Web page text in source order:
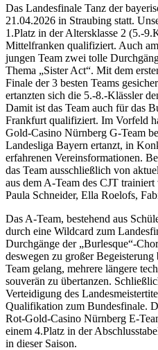
Textkörper
Das Landesfinale Tanz der
21.04.2026 in Straubing statt.
1.Platz in der Altersklasse 2 (5.-
Mittelfranken qualifiziert. Auch
jungen Team zwei tolle
Thema „Sister Act“. Mit dem
Finale der 3 besten Teams
ertanzten sich die 5.-8.-Klässler
Damit ist das Team auch für das
Frankfurt qualifiziert. Im Vorfeld
Gold-Casino Nürnberg G-Team
Landesliga Bayern ertanzt, in
erfahrenen Vereinsformationen.
das Team ausschließlich von
aus dem A-Team des CJT
Paula Schneider, Ella Roelofs,
Das A-Team, bestehend aus
durch eine Wildcard zum
Durchgänge der „Burlesque“-
deswegen zu großer
Team gelang, mehrere längere
souverän zu übertanzen.
Verteidigung des
Qualifikation zum Bundesfinale.
Rot-Gold-Casino Nürnberg E-
einem 4.Platz in der
in dieser Saison.